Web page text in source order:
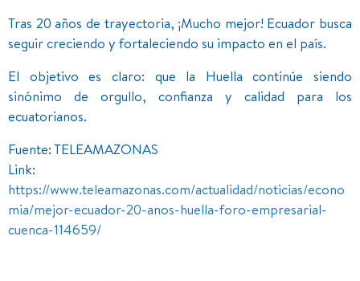
Tras 20 años de trayectoria, ¡Mucho mejor! Ecuador busca
seguir creciendo y fortaleciendo su impacto en el país.
El objetivo es claro: que la Huella continúe siendo
sinónimo de orgullo, confianza y calidad para los
ecuatorianos.
Fuente: TELEAMAZONAS
Link:
https://www.teleamazonas.com/actualidad/noticias/econo
mia/mejor-ecuador-20-anos-huella-foro-empresarial-
cuenca-114659/